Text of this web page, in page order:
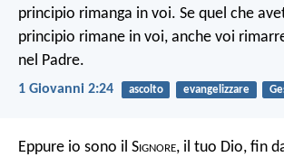
principio rimanga in voi. Se quel che
principio rimane in voi, anche voi
nel Padre.
1 Giovanni 2:24 ascolto evangelizzare
Eppure io sono il Signore, il tuo Dio, fin